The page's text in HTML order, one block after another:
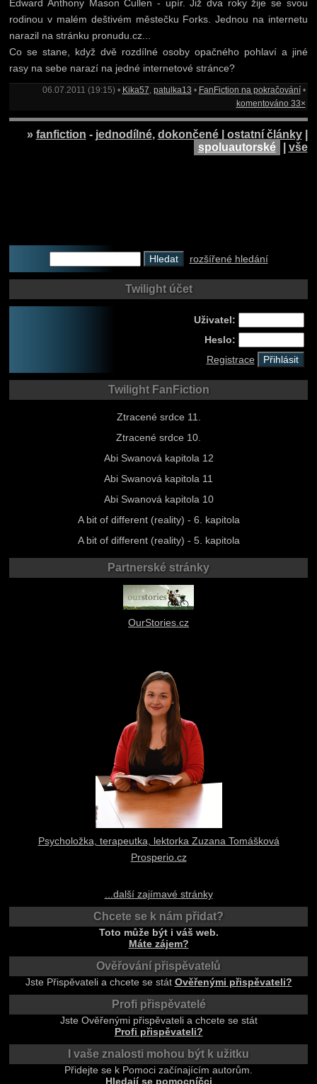
Edward Anthony Mason Cullen - upír. Již dva roky žije se svou
rodinou v malém deštivém městečku Forks. Jednou na internetu
narazil na stránku pronudu.cz...
Co se stane, když dvě rozdílné osoby opačného pohlaví a jiné
rasy na sebe narazí na jedné internetové stránce?
06.07.2011 (19:15) • Kika57, patulka13 • FanFiction na pokračování•
komentováno 33×
» fanfiction - jednodílné, dokončené| ostatní články|
spoluautorské
vše
rozšířené hledání
Twilight účet
Uživatel:
Heslo:
Registrace
Twilight FanFiction
Ztracené srdce 11.
Ztracené srdce 10.
Abi Swanová kapitola 12
Abi Swanová kapitola 11
Abi Swanová kapitola 10
A bit of different (reality) - 6. kapitola
A bit of different (reality) - 5. kapitola
Partnerské stránky
OurStories.cz
Psycholožka, terapeutka, lektorka Zuzana Tomášková
Prosperio.cz
...další zajímavé stránky
Chcete se k nám přidat?
Toto může být i váš web.
Máte zájem?
Ověřování přispěvatelů
Jste Přispěvateli a chcete se stát Ověřenými přispěvateli?
Profi přispěvatelé
Jste Ověřenými přispěvateli a chcete se stát
Profi přispěvateli?
I vaše znalosti mohou být k užitku
Přidejte se k Pomoci začínajícím autorům.
Hledají se pomocníčci